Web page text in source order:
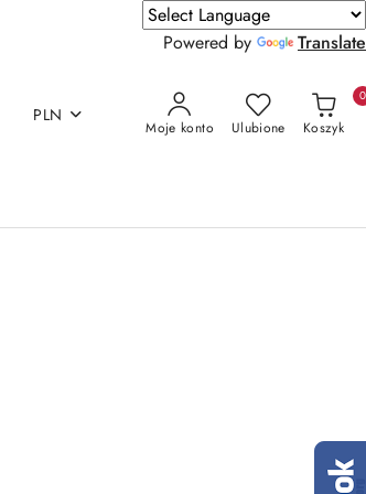
Powered by
Translate
PLN
Moje konto Ulubione Koszyk
0